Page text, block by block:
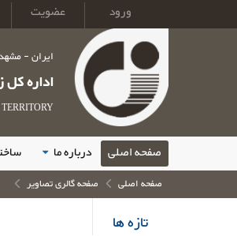
ورود عضویت
ایران -
اداره
صفحه اصلی درباره ما
صفحه اصلی صفحه گالری تصاویر
تازه ها
ژئوتوریسم
ساخت های دگرگونی